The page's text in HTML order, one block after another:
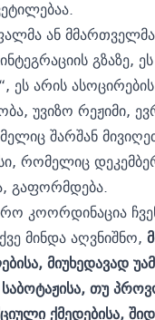
ან
გზაზე,
არის ასოცირების
უვიზო რეჟიმი,
შარშან
რომელიც
გაფორმდება.
კოორდინაცია
მინდა აღვნიშნო,
მიუხედავად
თუ
ქმედებისა,